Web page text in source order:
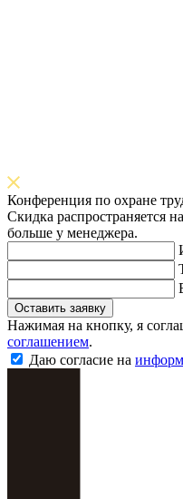
Конференция по охране
Скидка распространяется
больше у менеджера.
Оставить заявку
Нажимая на кнопку, я
соглашением.
Даю согласие на